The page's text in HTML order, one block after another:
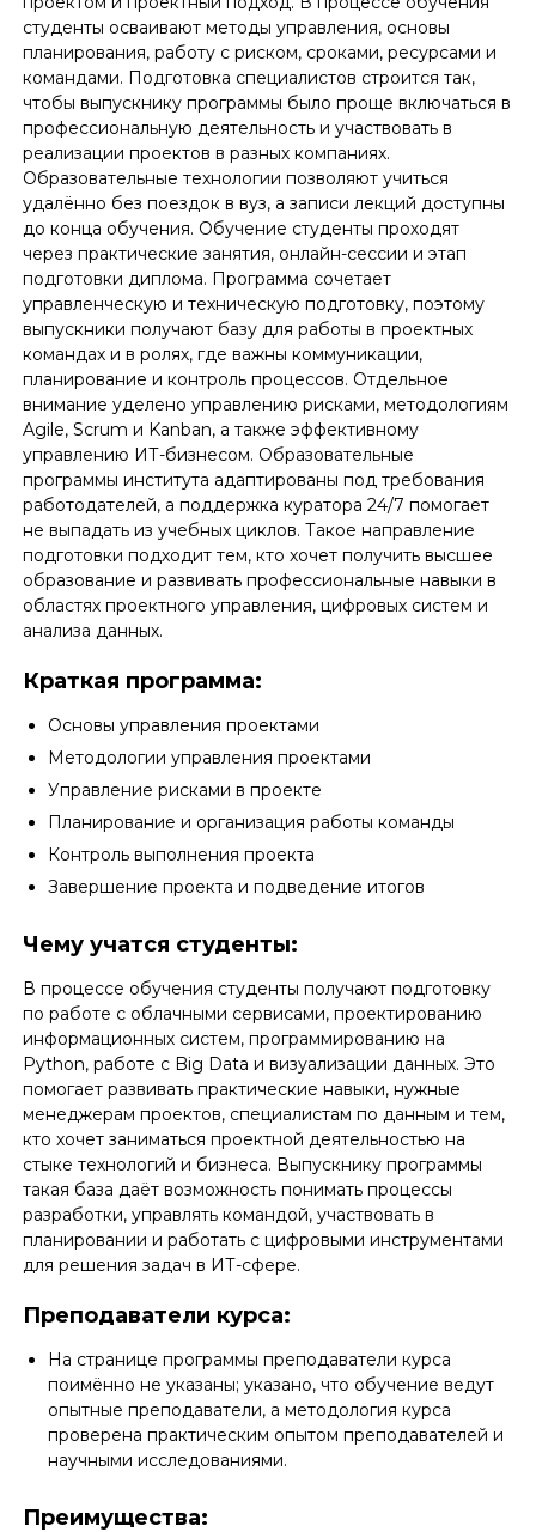
студенты осваивают методы управления, основы
планирования, работу с риском, сроками, ресурсами и
командами. Подготовка специалистов строится так,
чтобы выпускнику программы было проще включаться в
профессиональную деятельность и участвовать в
реализации проектов в разных компаниях.
Образовательные технологии позволяют учиться
удалённо без поездок в вуз, а записи лекций доступны
до конца обучения. Обучение студенты проходят
через практические занятия, онлайн-сессии и этап
подготовки диплома. Программа сочетает
управленческую и техническую подготовку, поэтому
выпускники получают базу для работы в проектных
командах и в ролях, где важны коммуникации,
планирование и контроль процессов. Отдельное
внимание уделено управлению рисками, методологиям
Agile, Scrum и Kanban, а также эффективному
управлению ИТ-бизнесом. Образовательные
программы института адаптированы под требования
работодателей, а поддержка куратора 24/7 помогает
не выпадать из учебных циклов. Такое направление
подготовки подходит тем, кто хочет получить высшее
образование и развивать профессиональные навыки в
областях проектного управления, цифровых систем и
анализа данных.
Краткая программа:
Основы управления проектами
Методологии управления проектами
Управление рисками в проекте
Планирование и организация работы команды
Контроль выполнения проекта
Завершение проекта и подведение итогов
Чему учатся студенты:
В процессе обучения студенты получают подготовку
по работе с облачными сервисами, проектированию
информационных систем, программированию на
Python, работе с Big Data и визуализации данных. Это
помогает развивать практические навыки, нужные
менеджерам проектов, специалистам по данным и тем,
кто хочет заниматься проектной деятельностью на
стыке технологий и бизнеса. Выпускнику программы
такая база даёт возможность понимать процессы
разработки, управлять командой, участвовать в
планировании и работать с цифровыми инструментами
для решения задач в ИТ-сфере.
Преподаватели курса:
На странице программы преподаватели курса
поимённо не указаны; указано, что обучение ведут
опытные преподаватели, а методология курса
проверена практическим опытом преподавателей и
научными исследованиями.
Преимущества: